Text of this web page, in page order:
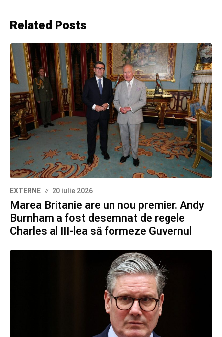
Related Posts
EXTERNE 20 iulie 2026
Marea Britanie are un nou premier. Andy
Burnham a fost desemnat de regele
Charles al III-lea să formeze Guvernul